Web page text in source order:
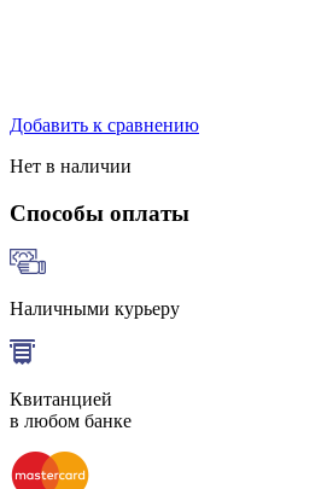
Добавить к сравнению
Нет в наличии
Способы оплаты
Наличными курьеру
Квитанцией
в любом банке